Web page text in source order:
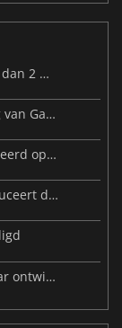
Resident Evil Veronica staat nu al op meer dan 2 miljoen verlanglijstjes
Beast of Reincarnation: de nieuwe richting van Game Freak
Big Walk is nu verkrijgbaar: een reis gebaseerd op vriendschap
Warhammer 40.000: Dawn of War 4 introduceert de Necron-factie
Vahrin's Call verschijnt eindelijk na tien jaar ontwikkeling